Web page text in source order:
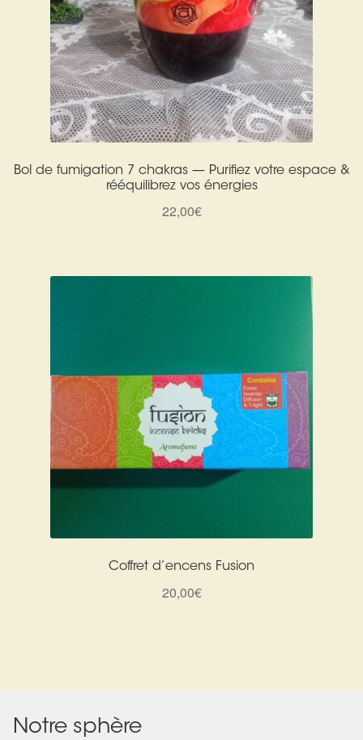
Bol de fumigation 7 chakras — Purifiez votre espace &
rééquilibrez vos énergies
22,00€
Coffret d’encens Fusion
20,00€
Notre sphère